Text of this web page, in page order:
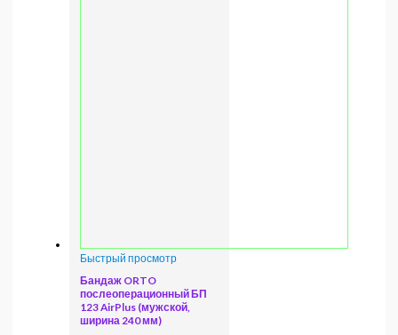
Быстрый просмотр
Бандаж ORTO
послеоперационный БП
123 AirPlus (мужской,
ширина 240 мм)